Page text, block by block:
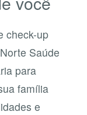
check-up
Saúde
para
família
e